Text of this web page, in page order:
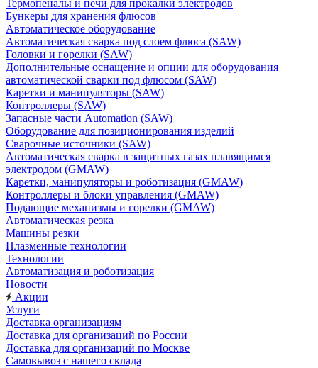
Термопеналы и печи для прокалки электродов
Бункеры для хранения флюсов
Автоматическое оборудование
Автоматическая сварка под слоем флюса (SAW)
Головки и горелки (SAW)
Дополнительные оснащение и опции для оборудования
автоматической сварки под флюсом (SAW)
Каретки и манипуляторы (SAW)
Контроллеры (SAW)
Запасные части Automation (SAW)
Оборудование для позиционирования изделий
Сварочные источники (SAW)
Автоматическая сварка в защитных газах плавящимся
электродом (GMAW)
Каретки, манипуляторы и роботизация (GMAW)
Контроллеры и блоки управления (GMAW)
Подающие механизмы и горелки (GMAW)
Автоматическая резка
Машины резки
Плазменные технологии
Технологии
Автоматизация и роботизация
Новости
Акции
Услуги
Доставка организациям
Доставка для организаций по России
Доставка для организаций по Москве
Самовывоз с нашего склада